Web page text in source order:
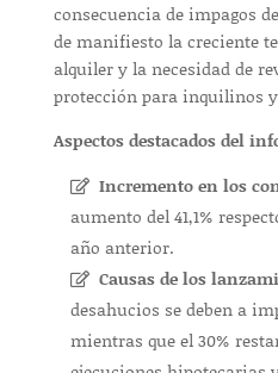
consecuencia de impagos
de manifiesto la creciente
alquiler y la necesidad de
protección para inquilinos
Aspectos destacados del
Incremento en los
aumento del 41,1%
año anterior.
Causas de los
desahucios se deben a
mientras que el 30%